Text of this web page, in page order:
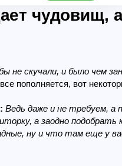
чудовищ,
не скучали, и было чем
пополняется, вот
Ведь даже и не требуем, а
а заодно подобрать
ну и что там еще у